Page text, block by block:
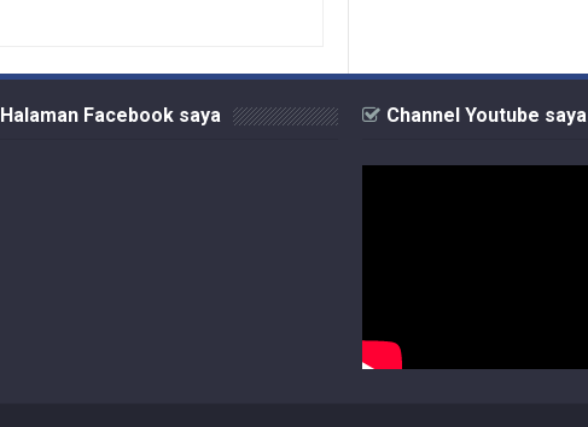
Halaman Facebook saya Channel Youtube saya